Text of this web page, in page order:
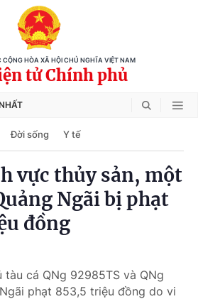
CỘNG HÒA XÃ HỘI CHỦ NGHĨA VIỆT NAM
tử Chính phủ
Đời sống Y tế
vực thủy sản, một
Ngãi bị phạt
đồng
tàu cá QNg 92985TS và QNg
phạt 853,5 triệu đồng do vi